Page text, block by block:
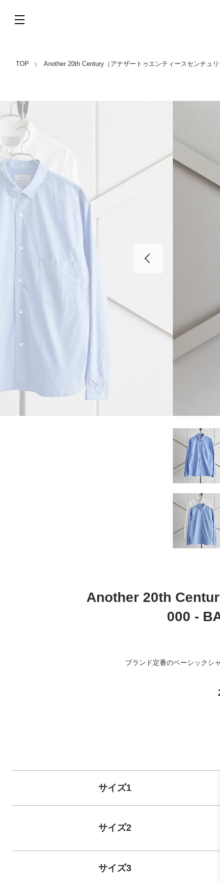
TOP Another 20th Century（アナザートゥエンティースセンチュ
Another 20th
000 -
ブランド定番のベーシックシ
サイズ1
サイズ2
サイズ3